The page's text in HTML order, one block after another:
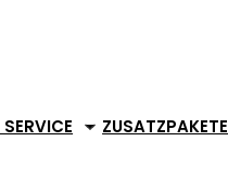
ZUSATZPAKETE